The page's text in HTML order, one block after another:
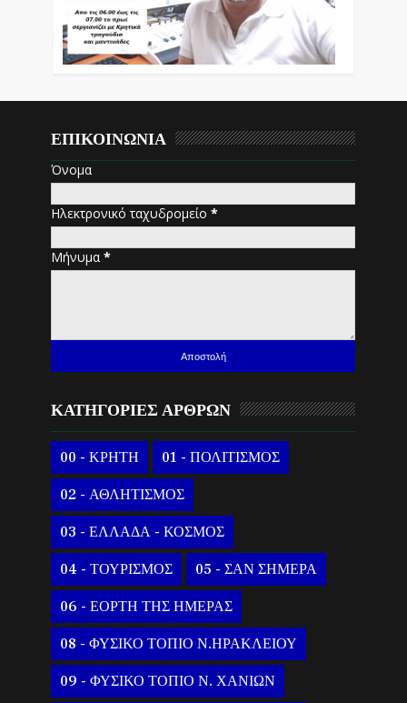
ΕΠΙΚΟΙΝΩΝΙΑ
Όνομα
Ηλεκτρονικό ταχυδρομείο*
Μήνυμα*
ΚΑΤΗΓΟΡΙΕΣ ΑΡΘΡΩΝ
00 - ΚΡΗΤΗ 01 - ΠΟΛΙΤΙΣΜΟΣ
02 - ΑΘΛΗΤΙΣΜΟΣ
03 - ΕΛΛΑΔΑ - ΚΟΣΜΟΣ
04 - ΤΟΥΡΙΣΜΟΣ 05 - ΣΑΝ ΣΗΜΕΡΑ
06 - ΕΟΡΤΗ ΤΗΣ ΗΜΕΡΑΣ
08 - ΦΥΣΙΚΟ ΤΟΠΙΟ Ν.ΗΡΑΚΛΕΙΟΥ
09 - ΦΥΣΙΚΟ ΤΟΠΙΟ Ν. ΧΑΝΙΩΝ